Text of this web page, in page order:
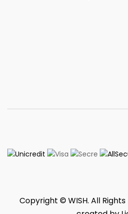
Copyright © WISH. All